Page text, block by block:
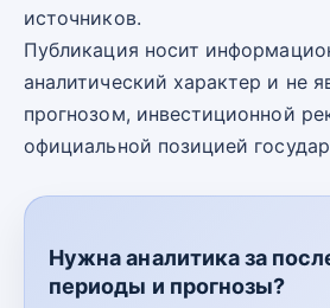
источников.
Публикация носит
аналитический характер и не
прогнозом, инвестиционной
официальной позицией
Нужна аналитика за
периоды и прогнозы?